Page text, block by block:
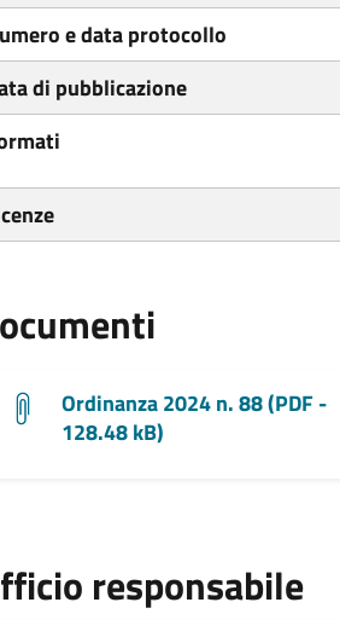
e data protocollo
di pubblicazione
Ordinanza 2024 n. 88 (PDF -
128.48 kB)
responsabile